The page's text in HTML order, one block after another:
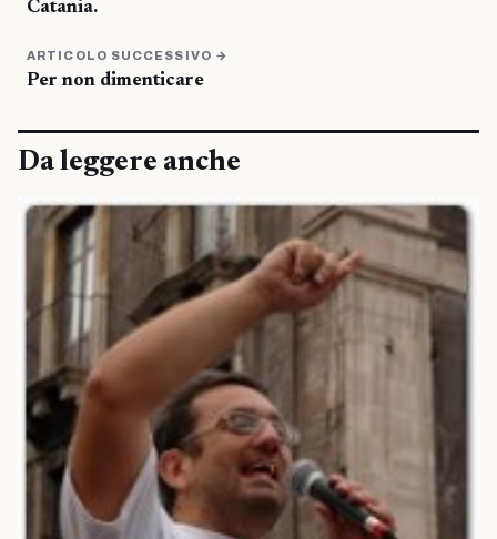
Catania.
ARTICOLO SUCCESSIVO →
Per non dimenticare
Da leggere anche